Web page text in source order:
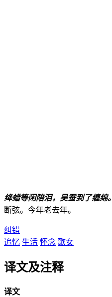
绛蜡等闲陪泪，吴蚕到了缠绵。
断弦。今年老去年。
纠错
追忆 生活 怀念 歌女
译文及注释
译文